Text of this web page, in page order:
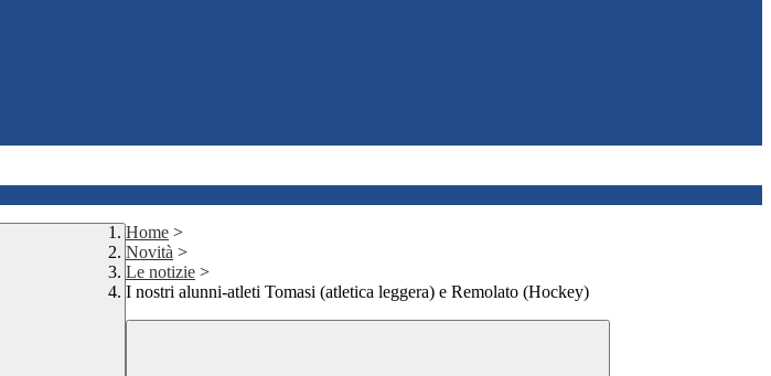
Home >
Novità >
Le notizie >
I nostri alunni-atleti Tomasi (atletica leggera) e Remolato (Hockey)